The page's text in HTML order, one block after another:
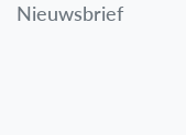
Nieuwsbrief